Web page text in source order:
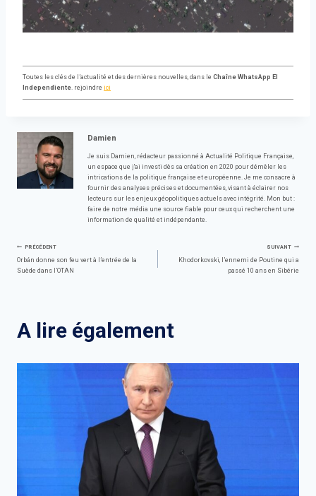
Toutes les clés de l’actualité et des dernières nouvelles, dans le Chaîne WhatsApp El
Independiente . rejoindre ici
Damien
Je suis Damien, rédacteur passionné à Actualité Politique Française,
un espace que j'ai investi dès sa création en 2020 pour démêler les
intrications de la politique française et européenne. Je me consacre à
fournir des analyses précises et documentées, visant à éclairer nos
lecteurs sur les enjeux géopolitiques actuels avec intégrité. Mon but :
faire de notre média une source fiable pour ceux qui recherchent une
information de qualité et indépendante.
Navigation
PRÉCÉDENT
Orbán donne son feu vert à l’entrée de la
Suède dans l’OTAN
SUIVANT
Khodorkovski, l’ennemi de Poutine qui a
passé 10 ans en Sibérie
A lire également